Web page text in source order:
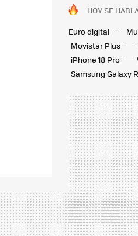
HOY SE
Euro digital
Movistar Plus
iPhone 18 Pro
Samsung Galaxy